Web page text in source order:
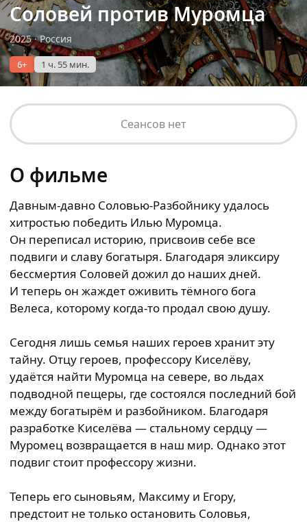
Соловей против Муромца
2025·Россия
6+ 1 ч. 55 мин.
Сеансов нет
О фильме
Давным-давно Соловью-Разбойнику удалось
хитростью победить Илью Муромца.
Он переписал историю, присвоив себе все
подвиги и славу богатыря. Благодаря эликсиру
бессмертия Соловей дожил до наших дней.
И теперь он жаждет оживить тёмного бога
Велеса, которому когда-то продал свою душу.
Сегодня лишь семья наших героев хранит эту
тайну. Отцу героев, профессору Киселёву,
удаётся найти Муромца на севере, во льдах
подводной пещеры, где состоялся последний бой
между богатырём и разбойником. Благодаря
разработке Киселёва — стальному сердцу —
Муромец возвращается в наш мир. Однако этот
подвиг стоит профессору жизни.
Теперь его сыновьям, Максиму и Егору,
предстоит не только остановить Соловья,